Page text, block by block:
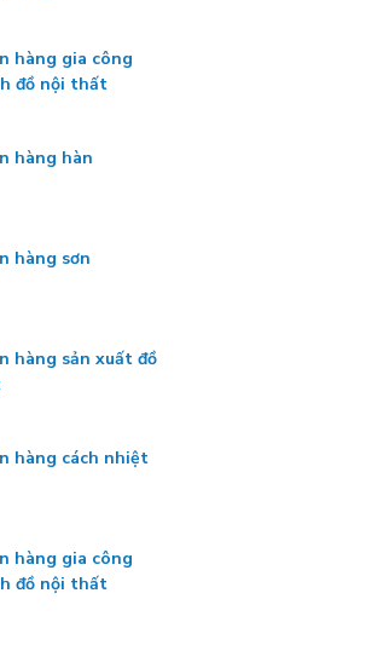
hàng gia công
đồ nội thất
hàng hàn
hàng sơn
hàng sản xuất đồ
hàng cách nhiệt
hàng gia công
đồ nội thất